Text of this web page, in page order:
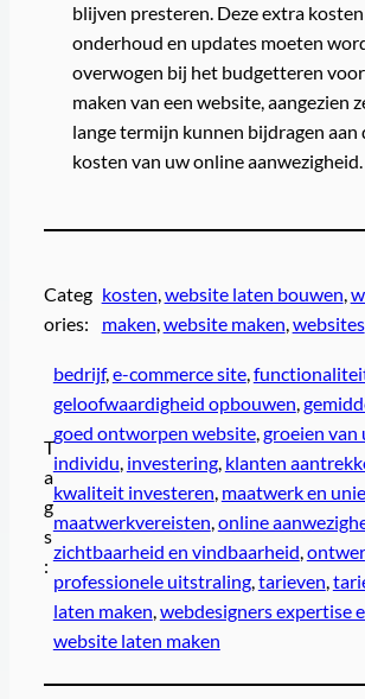
blijven presteren. Deze extra
onderhoud en updates moeten
overwogen bij het budgetteren
maken van een website, aangezien
lange termijn kunnen bijdragen aan
kosten van uw online aanwezigheid.
Categ
ories:
kosten, website laten bouwen,
maken, website maken, websites
T
a
g
s
:
bedrijf, e-commerce site,
geloofwaardigheid opbouwen
goed ontworpen website, groeien van
individu investering, klanten
kwaliteit investeren maatwerk en
maatwerkvereisten online
zichtbaarheid en vindbaarheid
professionele uitstraling, tarieven
laten maken webdesigners expertise
website laten maken